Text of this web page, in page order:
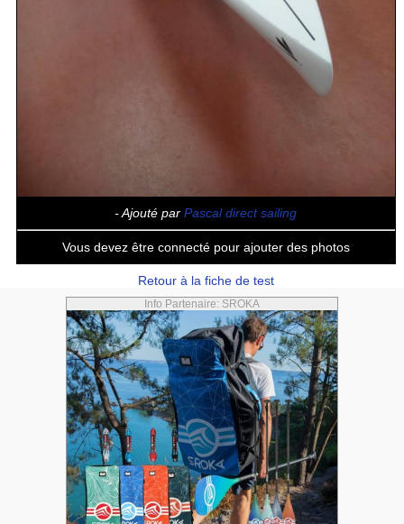
- Ajouté parPascal direct sailing
Vous devez être connecté pour ajouter des photos
Retour à la fiche de test
Info Partenaire: SROKA